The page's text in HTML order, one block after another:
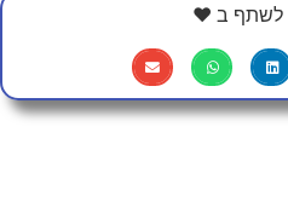
לשתף ב ❤